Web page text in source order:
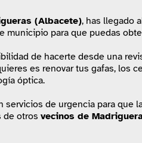
(Albacete), has llegado
para que puedas
de hacerte desde una
es renovar tus gafas, los
óptica.
servicios de urgencia para que
de otros vecinos de